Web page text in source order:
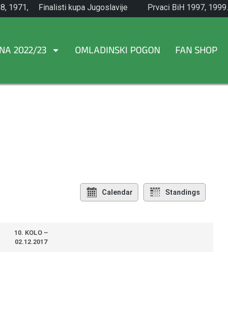
1971,
Finalisti kupa Jugoslavije
1965.
Prvaci BiH 1997, 1999.
2022/23 OMLADINSKI POGON FAN SHOP
Calendar Standings
10. KOLO –
02.12.2017